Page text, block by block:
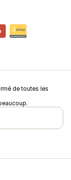
de toutes les